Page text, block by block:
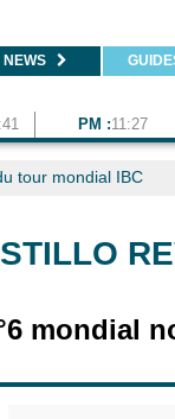
NEWS
PM :11:27
tour mondial IBC
mondial